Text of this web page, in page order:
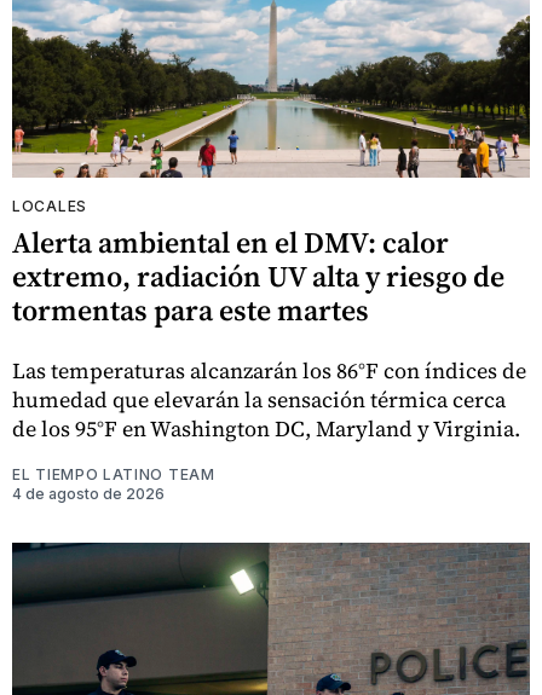
LOCALES
Alerta ambiental en el DMV: calor
extremo, radiación UV alta y riesgo de
tormentas para este martes
Las temperaturas alcanzarán los 86°F con índices de
humedad que elevarán la sensación térmica cerca
de los 95°F en Washington DC, Maryland y Virginia.
EL TIEMPO LATINO TEAM
4 de agosto de 2026